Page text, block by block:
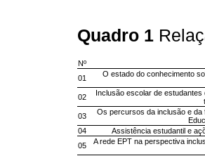
Quadro 1
Nº
01
O estado do conhecimento
02
Inclusão escolar de
03
Os percursos da inclusão e da
04
Assistência estudantil e
05
A rede EPT na perspectiva